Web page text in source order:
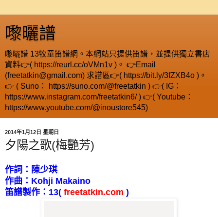
嚟曬譜
嚟曬譜 13牧童笛譜網。本網站只提供笛譜，並提供獨立書店
資料👉( https://reurl.cc/oVMn1v )。 👉Email
(freetatkin@gmail.com) 求譜區👉( https://bit.ly/3fZXB4o )。
👉 ( Suno： https://suno.com/@freetatkin ) 👉( IG：
https://www.instagram.com/freetatkin6/ ) 👉( Youtube：
https://www.youtube.com/@inoustore545)
2014年1月12日 星期日
夕陽之歌(梅艷芳)
作詞：陳少琪
作曲： Kohji Makaino
笛譜製作： 13( freetatkin.com )